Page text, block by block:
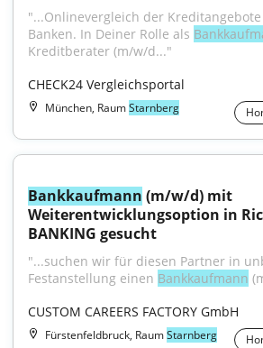
"...Onlinevergleich der
Banken. In Deiner Rolle als
Kreditberater (m/w/d..."
CHECK24 Vergleichsportal
München, RaumStarnberg
Bankkaufmann (m/w/d) mit
Weiterentwicklungsoption in
BANKING gesucht
"...suchen wir für diesen Partner in
Festanstellung einen Bankkaufmann
CUSTOM CAREERS FACTORY GmbH
Fürstenfeldbruck, RaumStarnberg